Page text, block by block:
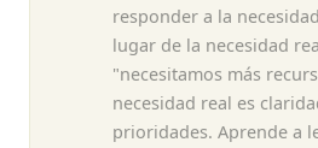
responder a la
lugar de la necesidad
"necesitamos más
necesidad real es
prioridades. Aprende a